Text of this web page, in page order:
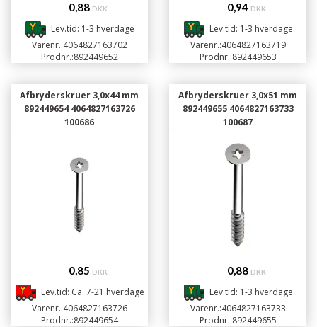
0,88 DKK
Lev.tid: 1-3 hverdage
Varenr.:4064827163702
Prodnr.:892449652
0,94 DKK
Lev.tid: 1-3 hverdage
Varenr.:4064827163719
Prodnr.:892449653
Afbryderskruer 3,0x44 mm
892449654 4064827163726
100686
0,85 DKK
Lev.tid: Ca. 7-21 hverdage
Varenr.:4064827163726
Prodnr.:892449654
Afbryderskruer 3,0x51 mm
892449655 4064827163733
100687
0,88 DKK
Lev.tid: 1-3 hverdage
Varenr.:4064827163733
Prodnr.:892449655